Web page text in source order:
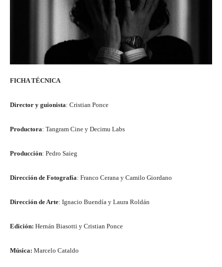
FICHA TÉCNICA
Director y guionista: Cristian Ponce
Productora: Tangram Cine y Decimu Labs
Producción: Pedro Saieg
Dirección de Fotografía: Franco Cerana y Camilo Giordano
Dirección de Arte: Ignacio Buendía y Laura Roldán
Edición: Hernán Biasotti y Cristian Ponce
Música: Marcelo Cataldo